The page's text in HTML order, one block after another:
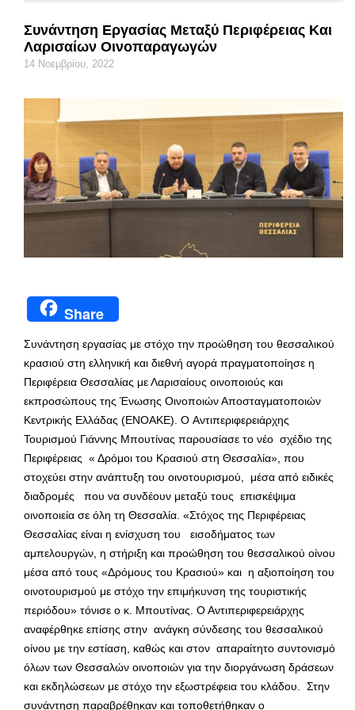
Συνάντηση Εργασίας Μεταξύ Περιφέρειας Και
Λαρισαίων Οινοπαραγωγών
14 Νοεμβρίου, 2022
Share
Συνάντηση εργασίας με στόχο την προώθηση του θεσσαλικού
κρασιού στη ελληνική και διεθνή αγορά πραγματοποίησε η
Περιφέρεια Θεσσαλίας με Λαρισαίους οινοποιούς και
εκπροσώπους της Ένωσης Οινοποιών Αποσταγματοποιών
Κεντρικής Ελλάδας (ΕΝΟΑΚΕ). O Αντιπεριφερειάρχης
Τουρισμού Γιάννης Μπουτίνας παρουσίασε το νέο σχέδιο της
Περιφέρειας « Δρόμοι του Κρασιού στη Θεσσαλία», που
στοχεύει στην ανάπτυξη του οινοτουρισμού, μέσα από ειδικές
διαδρομές που να συνδέουν μεταξύ τους επισκέψιμα
οινοποιεία σε όλη τη Θεσσαλία. «Στόχος της Περιφέρειας
Θεσσαλίας είναι η ενίσχυση του εισοδήματος των
αμπελουργών, η στήριξη και προώθηση του θεσσαλικού οίνου
μέσα από τους «Δρόμους του Κρασιού» και η αξιοποίηση του
οινοτουρισμού με στόχο την επιμήκυνση της τουριστικής
περιόδου» τόνισε ο κ. Μπουτίνας. Ο Αντιπεριφερειάρχης
αναφέρθηκε επίσης στην ανάγκη σύνδεσης του θεσσαλικού
οίνου με την εστίαση, καθώς και στον απαραίτητο συντονισμό
όλων των Θεσσαλών οινοποιών για την διοργάνωση δράσεων
και εκδηλώσεων με στόχο την εξωστρέφεια του κλάδου. Στην
συνάντηση παραβρέθηκαν και τοποθετήθηκαν ο